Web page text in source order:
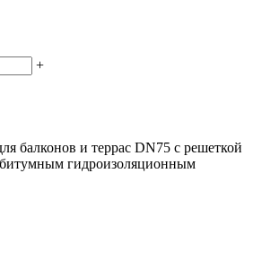
+
балконов и террас DN75 с решеткой
гидроизоляционным